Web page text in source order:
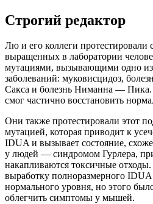
Строгий редактор
Лю и его коллеги протестировали
выращенных в лаборатории
мутациями, вызывающими одно из
заболеваний: муковисцидоз,
Сакса и болезнь Ниманна —
смог частично восстановить
Они также протестировали этот
мутацией, которая приводит к
IDUA и вызывает состояние,
у людей — синдромом Гурлера,
накапливаются токсичные
выработку полноразмерного
нормального уровня, но этого
облегчить симптомы у мышей.